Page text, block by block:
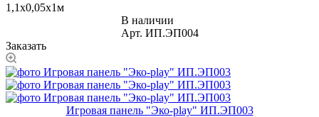
1,1х0,05х1м
В наличии
Арт. ИП.ЭП004
Заказать
Игровая панель "Эко-play" ИП.ЭП003